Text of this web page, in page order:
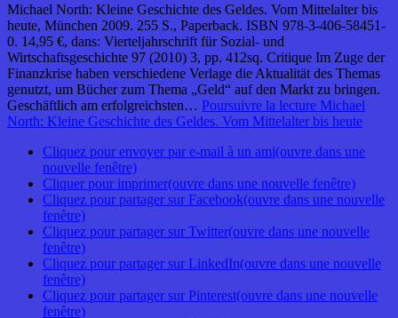
Michael North: Kleine Geschichte des Geldes. Vom Mittelalter bis
heute, München 2009. 255 S., Paperback. ISBN 978-3-406-58451-
0. 14,95 €, dans: Vierteljahrschrift für Sozial- und
Wirtschaftsgeschichte 97 (2010) 3, pp. 412sq. Critique Im Zuge der
Finanzkrise haben verschiedene Verlage die Aktualität des Themas
genutzt, um Bücher zum Thema „Geld“ auf den Markt zu bringen.
Geschäftlich am erfolgreichsten… Poursuivre la lecture Michael
North: Kleine Geschichte des Geldes. Vom Mittelalter bis heute
Cliquez pour envoyer par e-mail à un ami(ouvre dans une
nouvelle fenêtre)
Cliquer pour imprimer(ouvre dans une nouvelle fenêtre)
Cliquez pour partager sur Facebook(ouvre dans une nouvelle
fenêtre)
Cliquez pour partager sur Twitter(ouvre dans une nouvelle
fenêtre)
Cliquez pour partager sur LinkedIn(ouvre dans une nouvelle
fenêtre)
Cliquez pour partager sur Pinterest(ouvre dans une nouvelle
fenêtre)